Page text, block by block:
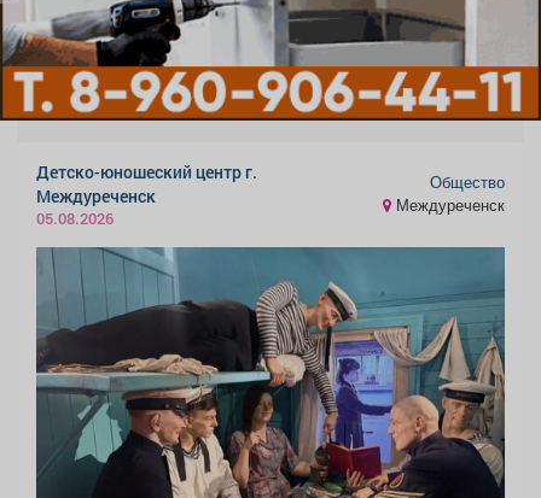
Детско-юношеский центр г.
Междуреченск
05.08.2026
Общество
Междуреченск